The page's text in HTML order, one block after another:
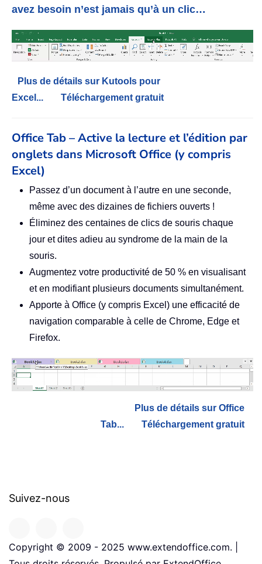
avez besoin n’est jamais qu’à un clic…
Plus de détails sur Kutools pour
Excel...
Téléchargement gratuit
Office Tab – Active la lecture et l’édition par
onglets dans Microsoft Office (y compris
Excel)
Passez d’un document à l’autre en une seconde,
même avec des dizaines de fichiers ouverts !
Éliminez des centaines de clics de souris chaque
jour et dites adieu au syndrome de la main de la
souris.
Augmentez votre productivité de 50 % en visualisant
et en modifiant plusieurs documents simultanément.
Apporte à Office (y compris Excel) une efficacité de
navigation comparable à celle de Chrome, Edge et
Firefox.
Plus de détails sur Office
Tab...
Téléchargement gratuit
Suivez-nous
Copyright © 2009 - 2025 www.extendoffice.com. |